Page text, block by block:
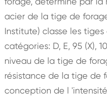
acier de la tige de
Institute) classe les
catégories: D, E, 95 (X),
niveau de la tige de
résistance de la tige de
conception de l